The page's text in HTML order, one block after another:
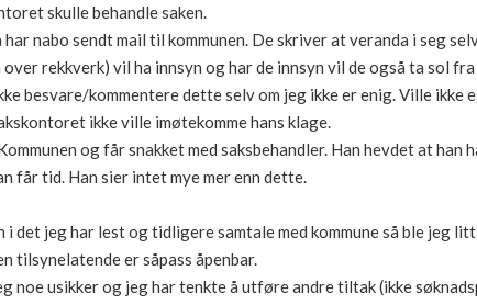
skulle behandle saken.
nabo sendt mail til kommunen. De skriver at veranda i seg
over rekkverk) vil ha innsyn og har de innsyn vil de også ta sol fra
besvare/kommentere dette selv om jeg ikke er enig. Ville
ikke ville imøtekomme hans klage.
og får snakket med saksbehandler. Han hevdet at
får tid. Han sier intet mye mer enn dette.
i det jeg har lest og tidligere samtale med kommune så ble jeg
tilsynelatende er såpass åpenbar.
noe usikker og jeg har tenkte å utføre andre tiltak (ikke